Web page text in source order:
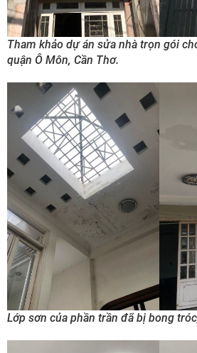
Tham khảo dự án sửa nhà trọn gói
quận Ô Môn, Cần Thơ.
Lớp sơn của phần trần đã bị bong